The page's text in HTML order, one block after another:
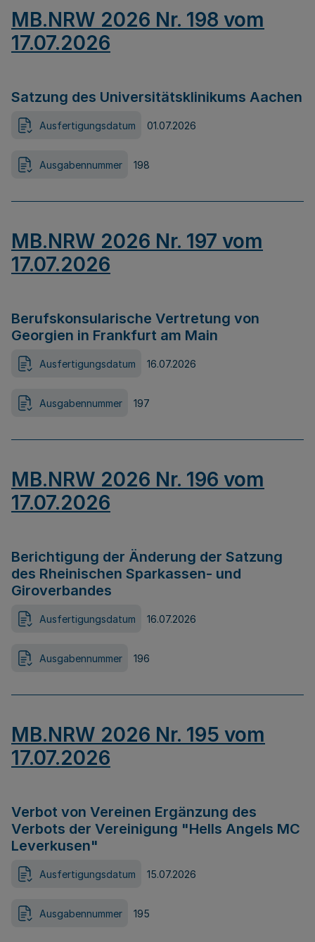
MB.NRW 2026 Nr. 198 vom
17.07.2026
Satzung des Universitätsklinikums Aachen
Ausfertigungsdatum 01.07.2026
Ausgabennummer 198
MB.NRW 2026 Nr. 197 vom
17.07.2026
Berufskonsularische Vertretung von
Georgien in Frankfurt am Main
Ausfertigungsdatum 16.07.2026
Ausgabennummer 197
MB.NRW 2026 Nr. 196 vom
17.07.2026
Berichtigung der Änderung der Satzung
des Rheinischen Sparkassen- und
Giroverbandes
Ausfertigungsdatum 16.07.2026
Ausgabennummer 196
MB.NRW 2026 Nr. 195 vom
17.07.2026
Verbot von Vereinen Ergänzung des
Verbots der Vereinigung "Hells Angels MC
Leverkusen"
Ausfertigungsdatum 15.07.2026
Ausgabennummer 195